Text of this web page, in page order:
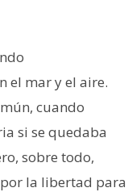
el mar y el aire.
cuando
si se quedaba
sobre todo,
la libertad para